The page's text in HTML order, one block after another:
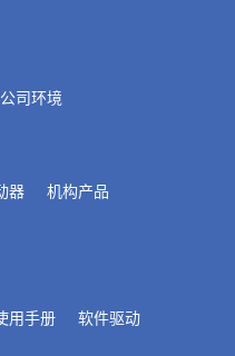
公司环境
器
机构产品
用手册 软件驱动